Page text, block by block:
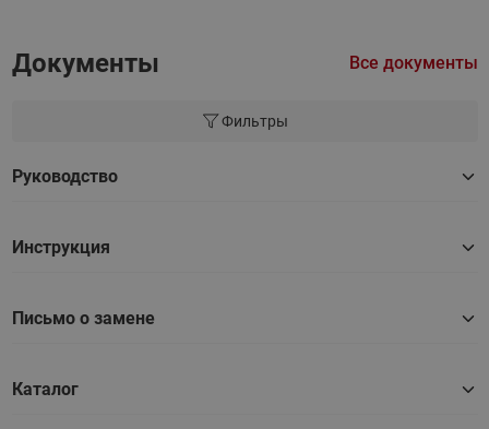
Документы Все документы
Фильтры
Руководство
Инструкция
Письмо о замене
Каталог